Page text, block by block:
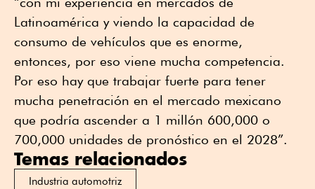
Latinoamérica y viendo la capacidad de
consumo de vehículos que es enorme,
entonces, por eso viene mucha competencia.
Por eso hay que trabajar fuerte para tener
mucha penetración en el mercado mexicano
que podría ascender a 1 millón 600,000 o
700,000 unidades de pronóstico en el 2028”.
Temas relacionados
Industria automotriz